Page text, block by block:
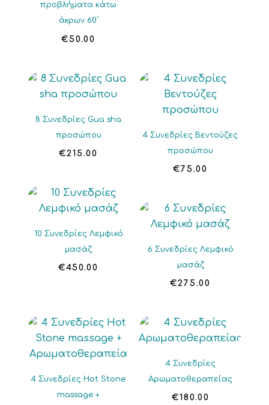
προβλήματα κάτω
άκρων 60΄
€50.00
8 Συνεδρίες Gua sha
προσώπου
€215.00
4 Συνεδρίες Βεντούζες
προσώπου
€75.00
10 Συνεδρίες Λεμφικό
μασάζ
€450.00
6 Συνεδρίες Λεμφικό
μασάζ
€275.00
4 Συνεδρίες Hot Stone
massage +
4 Συνεδρίες
Αρωματοθεραπείας
€180.00